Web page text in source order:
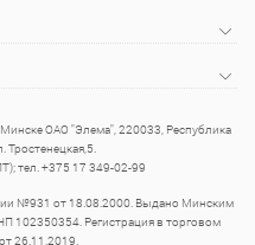
ОАО "Элема", 220033, Республика
Тростенецкая,5.
тел. +375 17 349-02-99
№931 от 18.08.2000. Выдано Минским
102350354. Регистрация в торговом
26.11.2019.